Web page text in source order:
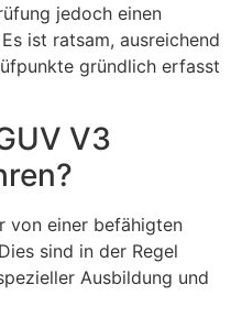
jedoch einen
ist ratsam, ausreichend
gründlich erfasst
V3
von einer befähigten
sind in der Regel
Ausbildung und